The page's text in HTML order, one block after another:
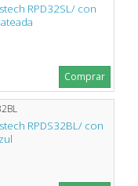
RPD32SL/ con
Comprar
RPDS32BL/ con